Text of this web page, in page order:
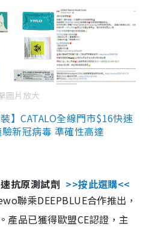
圖片放大
】CATALO全線門市$16快速
新冠病毒 準確性高達
抗原測試劑 >>按此選購<<
聯乘DEEPBLUE合作推出，
產品已獲得歐盟CE認證，主